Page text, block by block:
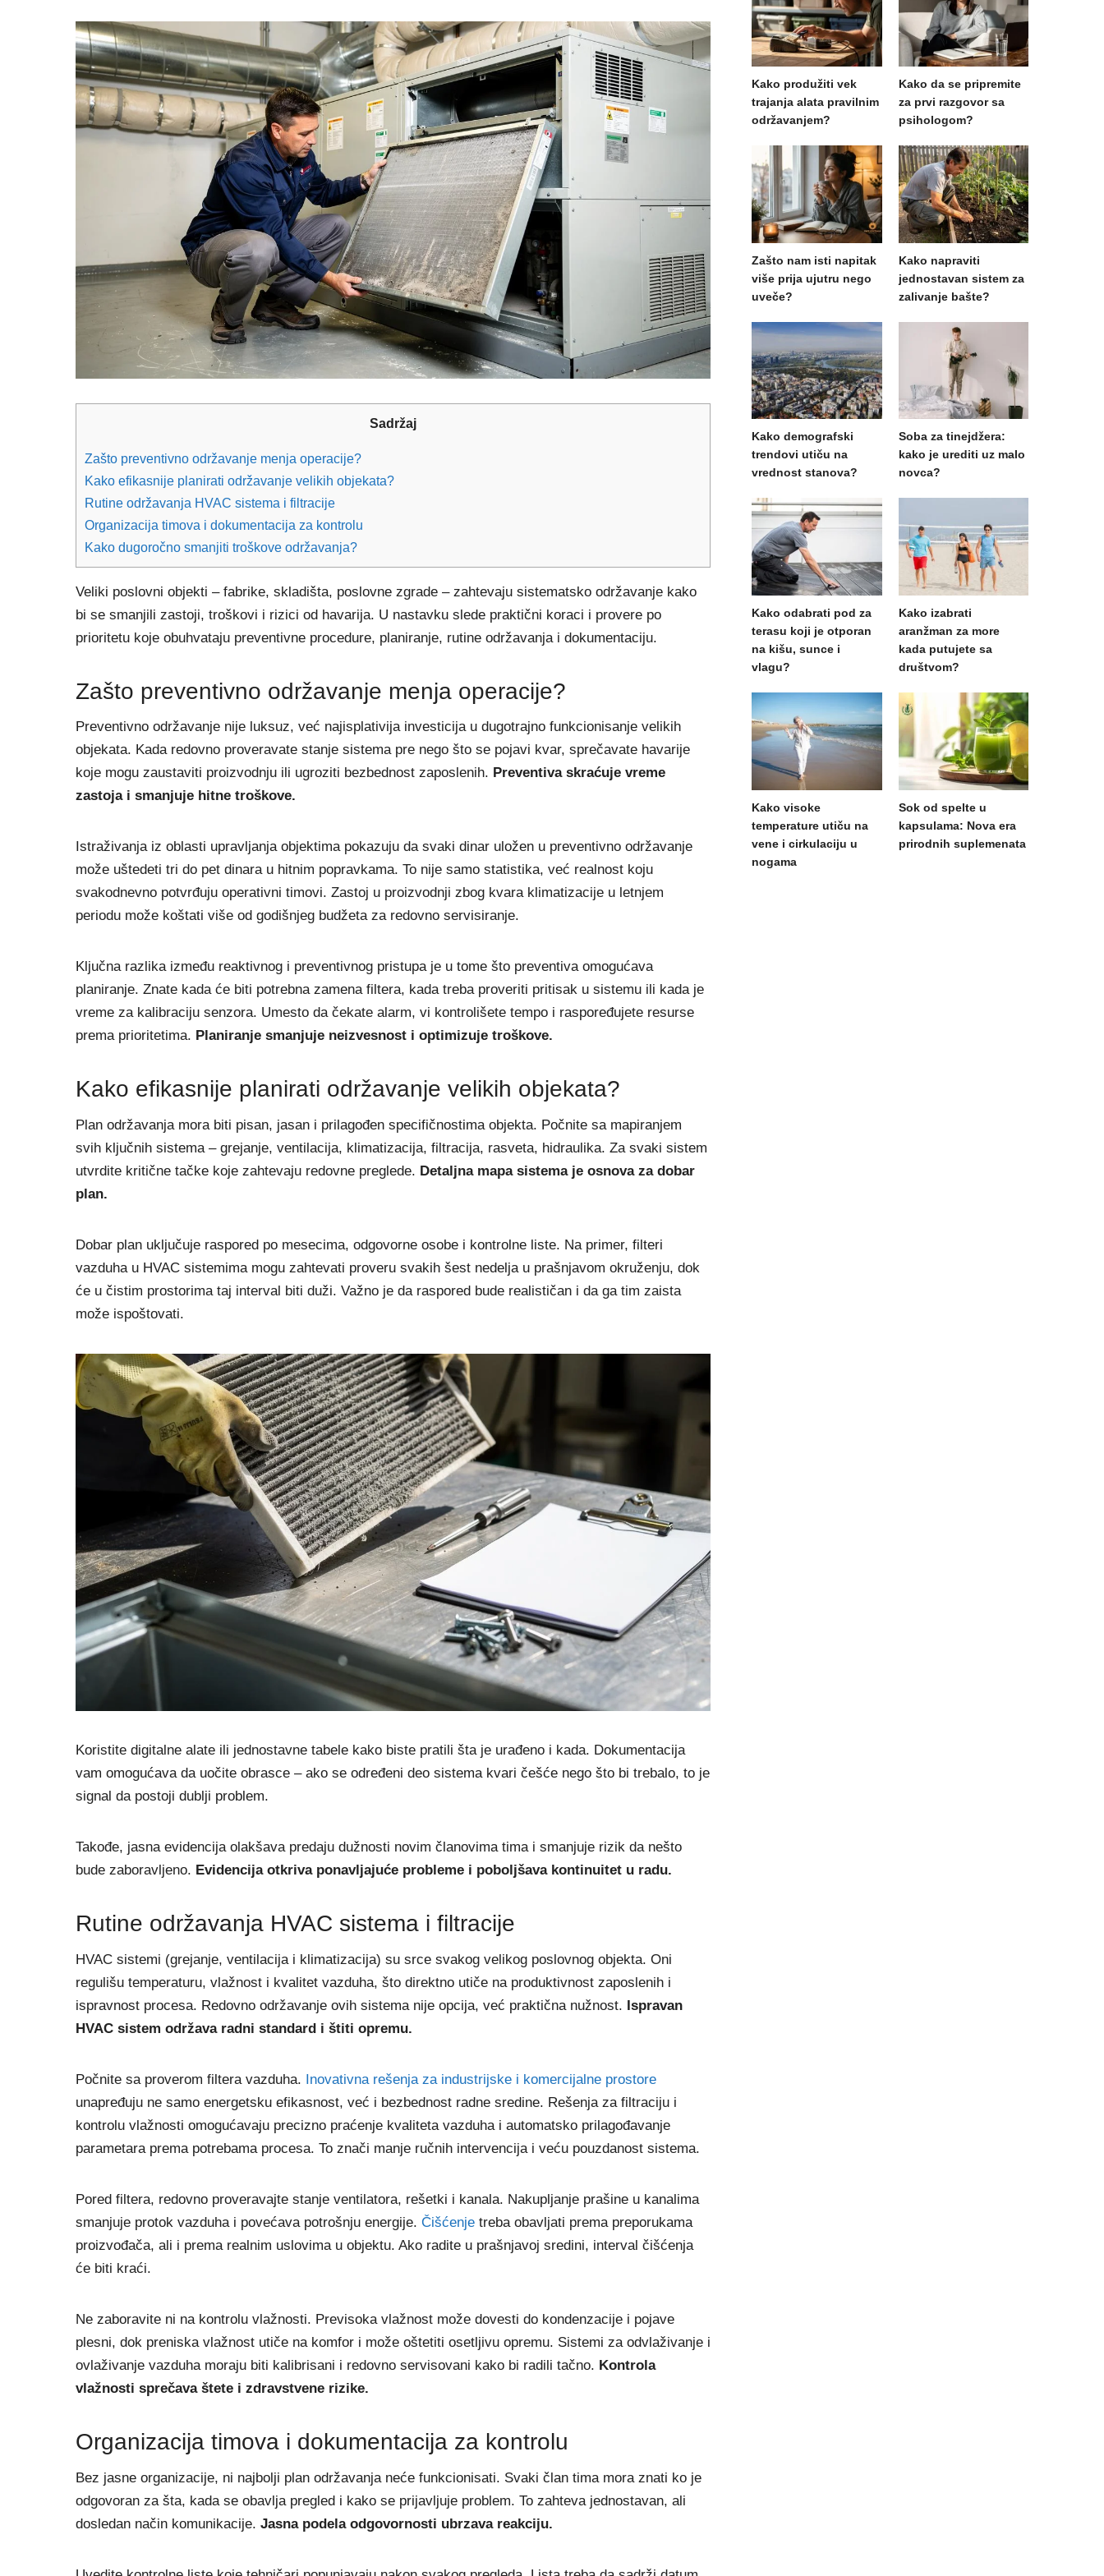
Sadržaj
Zašto preventivno održavanje menja operacije?
Kako efikasnije planirati održavanje velikih objekata?
Rutine održavanja HVAC sistema i filtracije
Organizacija timova i dokumentacija za kontrolu
Kako dugoročno smanjiti troškove održavanja?
Veliki poslovni objekti – fabrike, skladišta, poslovne zgrade – zahtevaju sistematsko održavanje kako
bi se smanjili zastoji, troškovi i rizici od havarija. U nastavku slede praktični koraci i provere po
prioritetu koje obuhvataju preventivne procedure, planiranje, rutine održavanja i dokumentaciju.
Zašto preventivno održavanje menja operacije?
Preventivno održavanje nije luksuz, već najisplativija investicija u dugotrajno funkcionisanje velikih
objekata. Kada redovno proveravate stanje sistema pre nego što se pojavi kvar, sprečavate havarije
koje mogu zaustaviti proizvodnju ili ugroziti bezbednost zaposlenih. Preventiva skraćuje vreme
zastoja i smanjuje hitne troškove.
Istraživanja iz oblasti upravljanja objektima pokazuju da svaki dinar uložen u preventivno održavanje
može uštedeti tri do pet dinara u hitnim popravkama. To nije samo statistika, već realnost koju
svakodnevno potvrđuju operativni timovi. Zastoj u proizvodnji zbog kvara klimatizacije u letnjem
periodu može koštati više od godišnjeg budžeta za redovno servisiranje.
Ključna razlika između reaktivnog i preventivnog pristupa je u tome što preventiva omogućava
planiranje. Znate kada će biti potrebna zamena filtera, kada treba proveriti pritisak u sistemu ili kada je
vreme za kalibraciju senzora. Umesto da čekate alarm, vi kontrolišete tempo i raspoređujete resurse
prema prioritetima. Planiranje smanjuje neizvesnost i optimizuje troškove.
Kako efikasnije planirati održavanje velikih objekata?
Plan održavanja mora biti pisan, jasan i prilagođen specifičnostima objekta. Počnite sa mapiranjem
svih ključnih sistema – grejanje, ventilacija, klimatizacija, filtracija, rasveta, hidraulika. Za svaki sistem
utvrdite kritične tačke koje zahtevaju redovne preglede. Detaljna mapa sistema je osnova za dobar
plan.
Dobar plan uključuje raspored po mesecima, odgovorne osobe i kontrolne liste. Na primer, filteri
vazduha u HVAC sistemima mogu zahtevati proveru svakih šest nedelja u prašnjavom okruženju, dok
će u čistim prostorima taj interval biti duži. Važno je da raspored bude realističan i da ga tim zaista
može ispoštovati.
Koristite digitalne alate ili jednostavne tabele kako biste pratili šta je urađeno i kada. Dokumentacija
vam omogućava da uočite obrasce – ako se određeni deo sistema kvari češće nego što bi trebalo, to je
signal da postoji dublji problem.
Takođe, jasna evidencija olakšava predaju dužnosti novim članovima tima i smanjuje rizik da nešto
bude zaboravljeno. Evidencija otkriva ponavljajuće probleme i poboljšava kontinuitet u radu.
Rutine održavanja HVAC sistema i filtracije
HVAC sistemi (grejanje, ventilacija i klimatizacija) su srce svakog velikog poslovnog objekta. Oni
regulišu temperaturu, vlažnost i kvalitet vazduha, što direktno utiče na produktivnost zaposlenih i
ispravnost procesa. Redovno održavanje ovih sistema nije opcija, već praktična nužnost. Ispravan
HVAC sistem održava radni standard i štiti opremu.
Počnite sa proverom filtera vazduha. Inovativna rešenja za industrijske i komercijalne prostore
unapređuju ne samo energetsku efikasnost, već i bezbednost radne sredine. Rešenja za filtraciju i
kontrolu vlažnosti omogućavaju precizno praćenje kvaliteta vazduha i automatsko prilagođavanje
parametara prema potrebama procesa. To znači manje ručnih intervencija i veću pouzdanost sistema.
Pored filtera, redovno proveravajte stanje ventilatora, rešetki i kanala. Nakupljanje prašine u kanalima
smanjuje protok vazduha i povećava potrošnju energije. Čišćenje treba obavljati prema preporukama
proizvođača, ali i prema realnim uslovima u objektu. Ako radite u prašnjavoj sredini, interval čišćenja
će biti kraći.
Ne zaboravite ni na kontrolu vlažnosti. Previsoka vlažnost može dovesti do kondenzacije i pojave
plesni, dok preniska vlažnost utiče na komfor i može oštetiti osetljivu opremu. Sistemi za odvlaživanje i
ovlaživanje vazduha moraju biti kalibrisani i redovno servisovani kako bi radili tačno. Kontrola
vlažnosti sprečava štete i zdravstvene rizike.
Organizacija timova i dokumentacija za kontrolu
Bez jasne organizacije, ni najbolji plan održavanja neće funkcionisati. Svaki član tima mora znati ko je
odgovoran za šta, kada se obavlja pregled i kako se prijavljuje problem. To zahteva jednostavan, ali
dosledan način komunikacije. Jasna podela odgovornosti ubrzava reakciju.
Kako produžiti vek
trajanja alata pravilnim
održavanjem?
Kako da se pripremite
za prvi razgovor sa
psihologom?
Zašto nam isti napitak
više prija ujutru nego
uveče?
Kako napraviti
jednostavan sistem za
zalivanje bašte?
Kako demografski
trendovi utiču na
vrednost stanova?
Soba za tinejdžera:
kako je urediti uz malo
novca?
Kako odabrati pod za
terasu koji je otporan
na kišu, sunce i
vlagu?
Kako izabrati
aranžman za more
kada putujete sa
društvom?
Kako visoke
temperature utiču na
vene i cirkulaciju u
nogama
Sok od spelte u
kapsulama: Nova era
prirodnih suplemenata